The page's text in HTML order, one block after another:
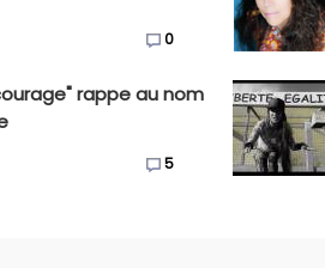
0
rappe au nom
5